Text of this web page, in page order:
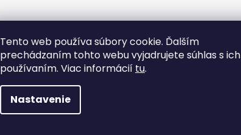
Tento web používa súbory cookie. Ďalším
prechádzaním tohto webu vyjadrujete súhlas s ich
používaním. Viac informácií tu.
Nastavenie